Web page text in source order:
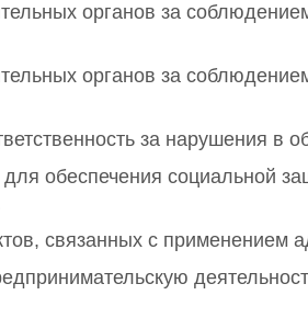
органов за
органов за
за нарушения в
обеспечения социальной
связанных с применением